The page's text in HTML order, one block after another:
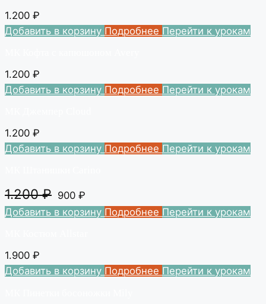
1.200 ₽
Добавить в корзину Подробнее Перейти к урокам
1.200 ₽
Добавить в корзину Подробнее Перейти к урокам
1.200 ₽
Добавить в корзину Подробнее Перейти к урокам
1.200₽ 900 ₽
Добавить в корзину Подробнее Перейти к урокам
1.900 ₽
Добавить в корзину Подробнее Перейти к урокам